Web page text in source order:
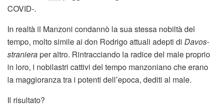
COVID-.
In realtà il Manzoni condannò la sua stessa nobiltà del
tempo, molto simile ai don Rodrigo attuali adepti di Davos-
stranieraper altro. Rintracciando la radice del male proprio
in loro, i nobilastri cattivi del tempo manzoniano che erano
la maggioranza tra i potenti dell’epoca, dediti al male.
Il risultato?